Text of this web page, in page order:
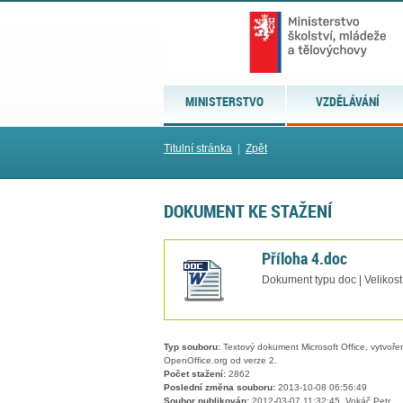
MINISTERSTVO VZDĚLÁVÁNÍ
Titulní stránka Zpět
DOKUMENT KE STAŽENÍ
Příloha 4.doc
Dokument typu doc |
Typ souboru: Textový dokument Microsoft Office,
OpenOffice.org od verze 2.
Počet stažení: 2862
Poslední změna souboru: 2013-10-08 06:56:49